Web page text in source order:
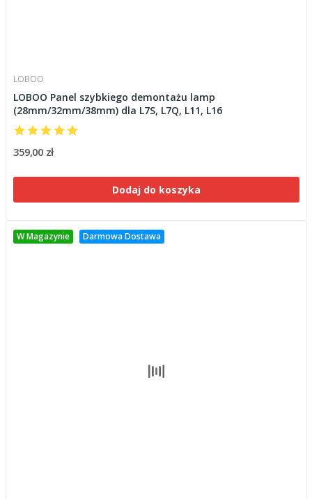
LOBOO
LOBOO Panel szybkiego demontażu lamp
(28mm/32mm/38mm) dla L7S, L7Q, L11, L16
359,00 zł
Dodaj do koszyka
W Magazynie Darmowa Dostawa